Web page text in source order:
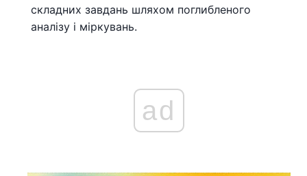
складних завдань шляхом поглибленого
аналізу і міркувань.
ad